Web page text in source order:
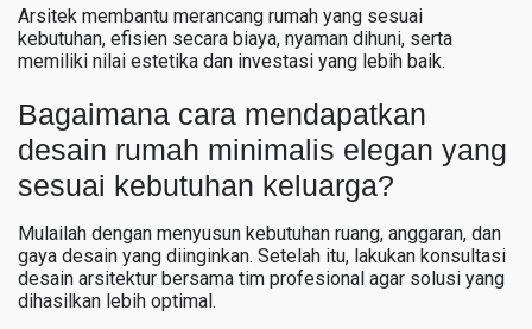
Arsitek membantu merancang rumah yang sesuai
kebutuhan, efisien secara biaya, nyaman dihuni, serta
memiliki nilai estetika dan investasi yang lebih baik.
Bagaimana cara mendapatkan
desain rumah minimalis elegan yang
sesuai kebutuhan keluarga?
Mulailah dengan menyusun kebutuhan ruang, anggaran, dan
gaya desain yang diinginkan. Setelah itu, lakukan konsultasi
desain arsitektur bersama tim profesional agar solusi yang
dihasilkan lebih optimal.